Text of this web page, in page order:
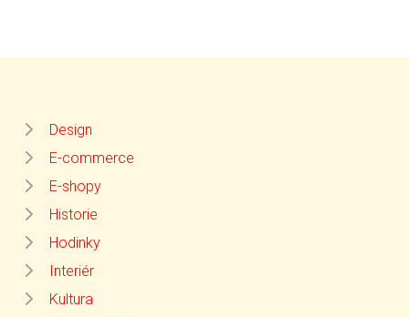
Design
E-commerce
E-shopy
Historie
Hodinky
Interiér
Kultura